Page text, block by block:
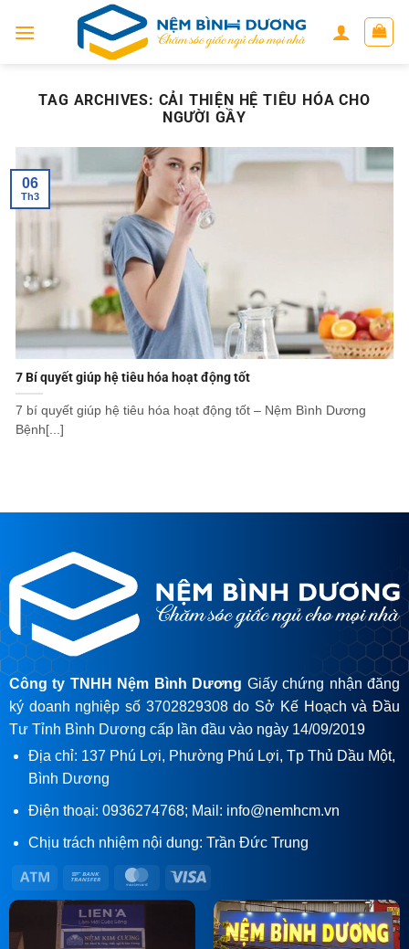
TAG ARCHIVES: CẢI THIỆN HỆ TIÊU HÓA CHO
NGƯỜI GẦY
7 Bí quyết giúp hệ tiêu hóa hoạt động tốt
7 bí quyết giúp hệ tiêu hóa hoạt động tốt – Nệm Bình Dương
Bệnh[...]
06
Th3
Công ty TNHH Nệm Bình Dương Giấy chứng nhận đăng
ký doanh nghiệp số 3702829308 do Sở Kế Hoạch và Đầu
Tư Tỉnh Bình Dương cấp lần đầu vào ngày 14/09/2019
Địa chỉ: 137 Phú Lợi, Phường Phú Lợi, Tp Thủ Dầu Một,
Bình Dương
Điện thoại: 0936274768; Mail: info@nemhcm.vn
Chịu trách nhiệm nội dung: Trần Đức Trung
Atm
Bank
MasterCard